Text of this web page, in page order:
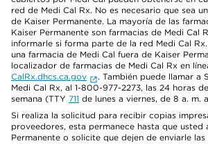
red de Medi Cal Rx. No es necesario que sea
de Kaiser Permanente. La mayoría de las
Kaiser Permanente son farmacias de Medi Cal
informarle si forma parte de la red Medi Cal
una farmacia de Medi Cal fuera de Kaiser
localizador de farmacias de Medi Cal Rx en
CalRx.dhcs.ca.gov
. También puede llamar a
Medi Cal Rx, al 1-800-977-2273, las 24 horas
semana (TTY 711 de lunes a viernes, de 8 a. m.
Si realiza la solicitud para recibir copias
proveedores, esta permanece hasta que usted
Permanente o solicite que dejen de enviarle las